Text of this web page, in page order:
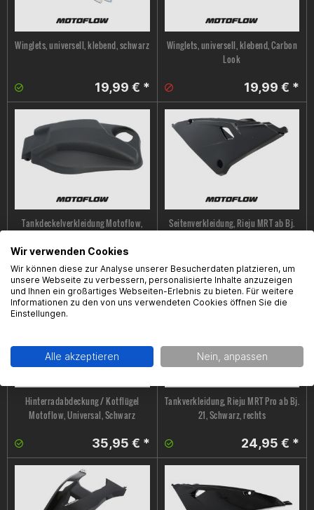
Winglets, universell, klebend, schwarz
19,99 € *
Winglets, universell, klebend, Carbon
Look
19,99 € *
Tankdeckelverkleidung Motoflow,
9,99 € *
Seitenverkleidung, Rieju MRT ab Bj.
22,95 € *
Hinterradabdeckung / Kotflügel
Motoflow, Universal, Schwarz
35,95 € *
Tankverkleidung, Rieju MRT Pro ab Bj.
21, Schwarz, rechts
24,95 € *
Wir verwenden Cookies
Wir können diese zur Analyse unserer Besucherdaten platzieren, um
unsere Webseite zu verbessern, personalisierte Inhalte anzuzeigen
und Ihnen ein großartiges Webseiten-Erlebnis zu bieten. Für weitere
Informationen zu den von uns verwendeten Cookies öffnen Sie die
Einstellungen.
Alle akzeptieren Nein, anpassen